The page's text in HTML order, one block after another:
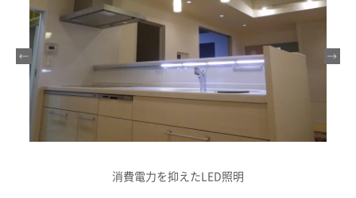
消費電力を抑えたLED照明